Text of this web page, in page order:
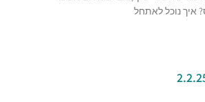
איך נוכל לאתחל